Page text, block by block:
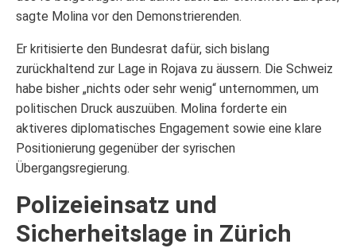
sagte Molina vor den Demonstrierenden.
Er kritisierte den Bundesrat dafür, sich bislang
zurückhaltend zur Lage in Rojava zu äussern. Die Schweiz
habe bisher „nichts oder sehr wenig“ unternommen, um
politischen Druck auszuüben. Molina forderte ein
aktiveres diplomatisches Engagement sowie eine klare
Positionierung gegenüber der syrischen
Übergangsregierung.
Polizeieinsatz und
Sicherheitslage in Zürich